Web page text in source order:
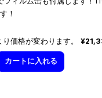
！
価格が変わります。
カートに入れる